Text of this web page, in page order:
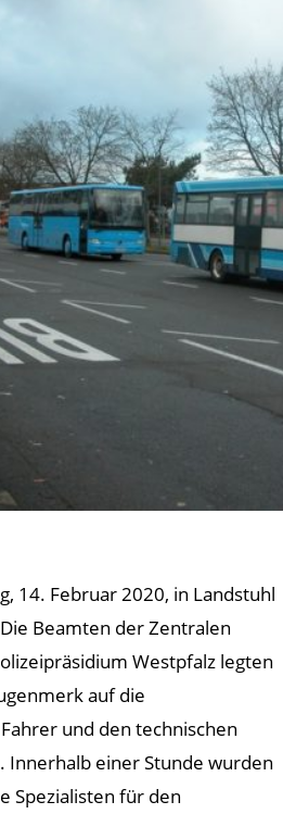
14. Februar 2020, in Landstuhl
Beamten der Zentralen
Westpfalz legten
auf die
und den technischen
Innerhalb einer Stunde wurden
Spezialisten für den